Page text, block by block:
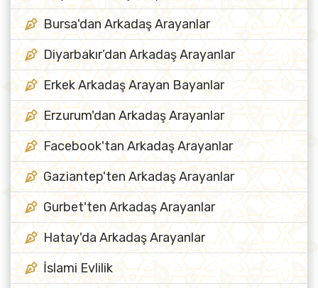
Bursa'dan Arkadaş Arayanlar
Diyarbakır’dan Arkadaş Arayanlar
Erkek Arkadaş Arayan Bayanlar
Erzurum'dan Arkadaş Arayanlar
Facebook'tan Arkadaş Arayanlar
Gaziantep'ten Arkadaş Arayanlar
Gurbet'ten Arkadaş Arayanlar
Hatay'da Arkadaş Arayanlar
İslami Evlilik